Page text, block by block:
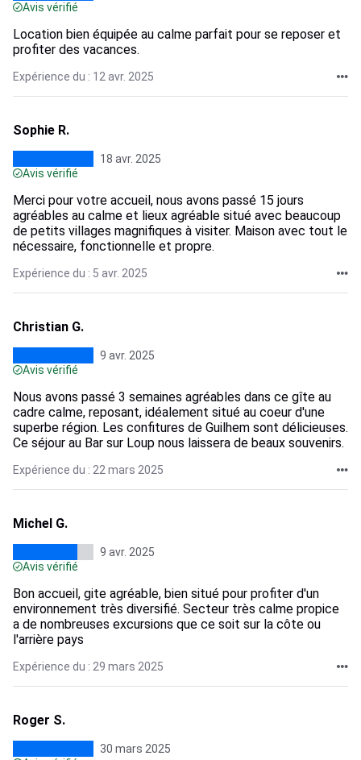
Avis vérifié
Location bien équipée au calme parfait pour se reposer et
profiter des vacances.
Expérience du : 12 avr. 2025
Sophie R.
18 avr. 2025
Avis vérifié
Merci pour votre accueil, nous avons passé 15 jours
agréables au calme et lieux agréable situé avec beaucoup
de petits villages magnifiques à visiter. Maison avec tout le
nécessaire, fonctionnelle et propre.
Expérience du : 5 avr. 2025
Christian G.
9 avr. 2025
Avis vérifié
Nous avons passé 3 semaines agréables dans ce gîte au
cadre calme, reposant, idéalement situé au coeur d'une
superbe région. Les confitures de Guilhem sont délicieuses.
Ce séjour au Bar sur Loup nous laissera de beaux souvenirs.
Expérience du : 22 mars 2025
Michel G.
9 avr. 2025
Avis vérifié
Bon accueil, gite agréable, bien situé pour profiter d'un
environnement très diversifié. Secteur très calme propice
a de nombreuses excursions que ce soit sur la côte ou
l'arrière pays
Expérience du : 29 mars 2025
Roger S.
30 mars 2025